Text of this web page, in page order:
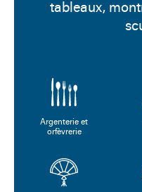
tableaux,
Argenterie et
orfèvrerie